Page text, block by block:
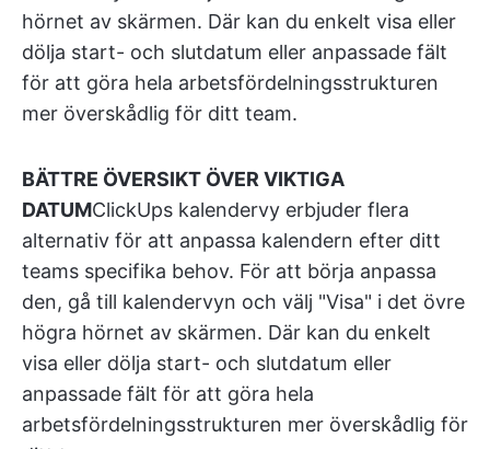
hörnet av skärmen. Där kan du enkelt visa eller
dölja start- och slutdatum eller anpassade fält
för att göra hela arbetsfördelningsstrukturen
mer överskådlig för ditt team.
BÄTTRE ÖVERSIKT ÖVER VIKTIGA
DATUMClickUps kalendervy erbjuder flera
alternativ för att anpassa kalendern efter ditt
teams specifika behov. För att börja anpassa
den, gå till kalendervyn och välj "Visa" i det övre
högra hörnet av skärmen. Där kan du enkelt
visa eller dölja start- och slutdatum eller
anpassade fält för att göra hela
arbetsfördelningsstrukturen mer överskådlig för